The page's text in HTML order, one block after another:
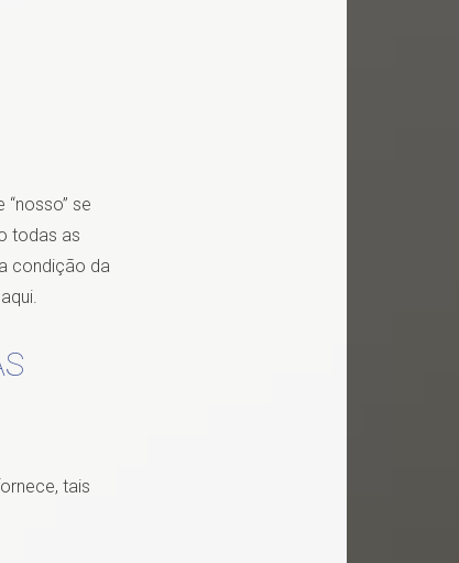
se
todas as
condição da
tais